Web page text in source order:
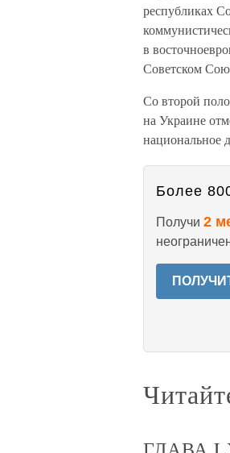
республиках
в
Советском
Со второй
на Украине
национальное
Более
Получи 2